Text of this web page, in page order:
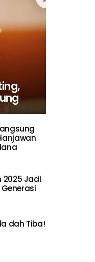
2025 Jadi
dah Tiba!